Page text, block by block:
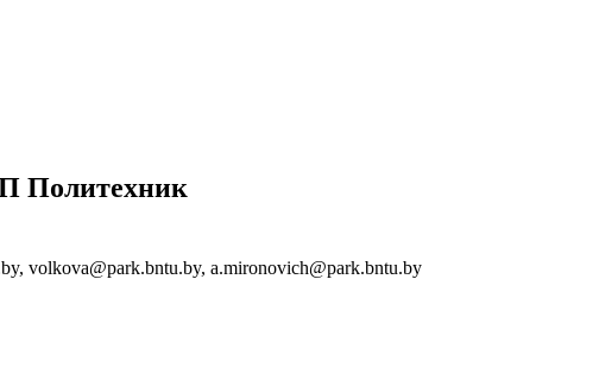
Политехник
volkova@park.bntu.by, a.mironovich@park.bntu.by